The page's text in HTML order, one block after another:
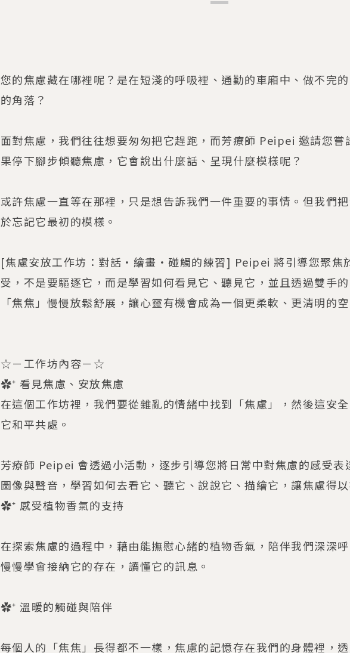
您的焦慮藏在哪裡呢？是在短淺的呼吸裡、通勤的車廂中、做不完
的角落？
面對焦慮，我們往往想要匆匆把它趕跑，而芳療師 Peipei 邀請您嘗
果停下腳步傾聽焦慮，它會說出什麼話、呈現什麼模樣呢？
或許焦慮一直等在那裡，只是想告訴我們一件重要的事情。但我們
於忘記它最初的模樣。
[焦慮安放工作坊：對話・繪畫・碰觸的練習] Peipei 將引導您聚焦
受，不是要驅逐它，而是學習如何看見它、聽見它，並且透過雙手
「焦焦」慢慢放鬆舒展，讓心靈有機會成為一個更柔軟、更清明的空
☆－工作坊內容－☆
✿⁺ 看見焦慮、安放焦慮
在這個工作坊裡，我們要從雜亂的情緒中找到「焦慮」，然後這安
它和平共處。
芳療師 Peipei 會透過小活動，逐步引導您將日常中對焦慮的感受表
圖像與聲音，學習如何去看它、聽它、說說它、描繪它，讓焦慮得以
✿⁺ 感受植物香氣的支持
在探索焦慮的過程中，藉由能撫慰心緒的植物香氣，陪伴我們深深
慢慢學會接納它的存在，讀懂它的訊息。
✿⁺ 溫暖的觸碰與陪伴
每個人的「焦焦」長得都不一樣，焦慮的記憶存在我們的身體裡，